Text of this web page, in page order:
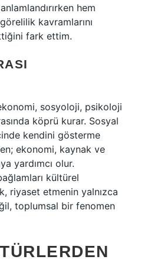
hem
kavramlarını
fark ettim.
sosyoloji, psikoloji
köprü kurar. Sosyal
kendini gösterme
ekonomi, kaynak ve
yardımcı olur.
kültürel
riyaset etmenin yalnızca
toplumsal bir fenomen